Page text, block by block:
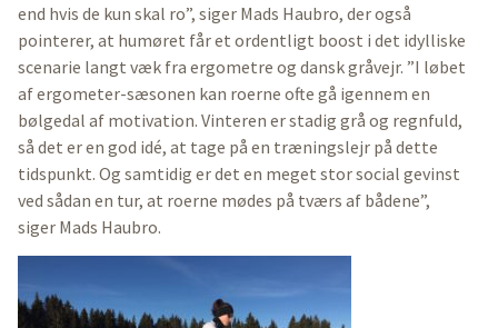
end hvis de kun skal ro”, siger Mads Haubro, der også
pointerer, at humøret får et ordentligt boost i det idylliske
scenarie langt væk fra ergometre og dansk gråvejr. ”I løbet
af ergometer-sæsonen kan roerne ofte gå igennem en
bølgedal af motivation. Vinteren er stadig grå og regnfuld,
så det er en god idé, at tage på en træningslejr på dette
tidspunkt. Og samtidig er det en meget stor social gevinst
ved sådan en tur, at roerne mødes på tværs af bådene”,
siger Mads Haubro.